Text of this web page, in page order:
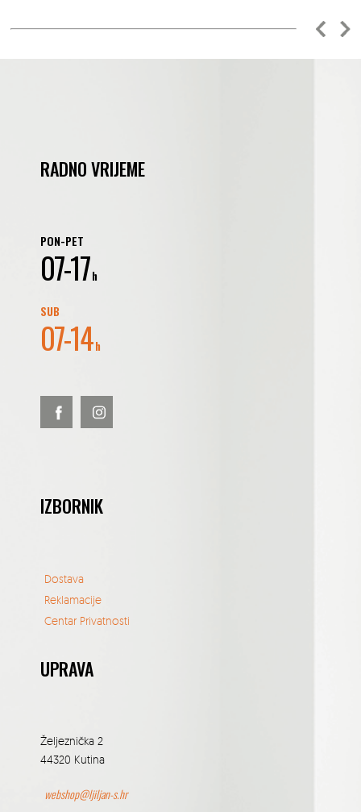
RADNO VRIJEME
PON-PET
07-17h
SUB
07-14h
IZBORNIK
Dostava
Reklamacije
Centar Privatnosti
UPRAVA
Željeznička 2
44320 Kutina
webshop@ljiljan-s.hr